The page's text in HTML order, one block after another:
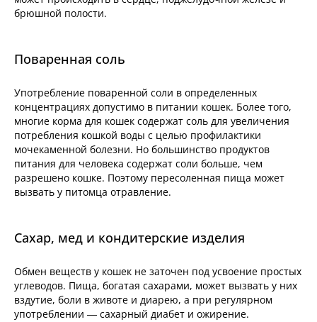
брюшной полости.
Поваренная соль
Употребление поваренной соли в определенных
концентрациях допустимо в питании кошек. Более того,
многие корма для кошек содержат соль для увеличения
потребления кошкой воды с целью профилактики
мочекаменной болезни. Но большинство продуктов
питания для человека содержат соли больше, чем
разрешено кошке. Поэтому пересоленная пища может
вызвать у питомца отравление.
Сахар, мед и кондитерские изделия
Обмен веществ у кошек не заточен под усвоение простых
углеводов. Пища, богатая сахарами, может вызвать у них
вздутие, боли в животе и диарею, а при регулярном
употреблении — сахарный диабет и ожирение.